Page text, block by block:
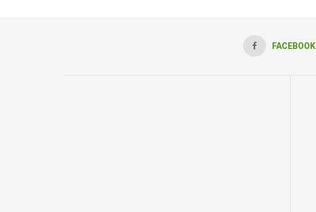
FACEBOOK